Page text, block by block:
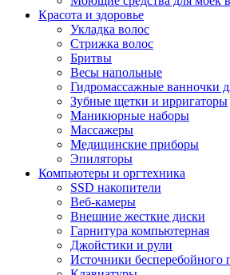
Красота и здоровье
Укладка волос
Стрижка волос
Бритвы
Весы напольные
Гидромассажные ванночки
Зубные щетки и ирригаторы
Маникюрные наборы
Массажеры
Медицинские приборы
Эпиляторы
Компьютеры и оргтехника
SSD накопители
Веб-камеры
Внешние жесткие диски
Гарнитура компьютерная
Джойстики и рули
Источники бесперебойного